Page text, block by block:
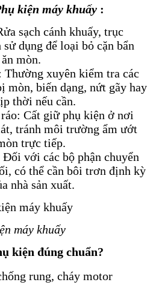
kiện máy khuấy :
sạch cánh khuấy, trục
dụng để loại bỏ cặn bẩn
mòn.
xuyên kiểm tra các
mòn, biến dạng, nứt gãy hay
thời nếu cần.
Cất giữ phụ kiện ở nơi
tránh môi trường ẩm ướt
trực tiếp.
với các bộ phận chuyển
có thể cần bôi trơn định kỳ
nhà sản xuất.
máy khuấy
kiện đúng chuẩn?
rung, cháy motor